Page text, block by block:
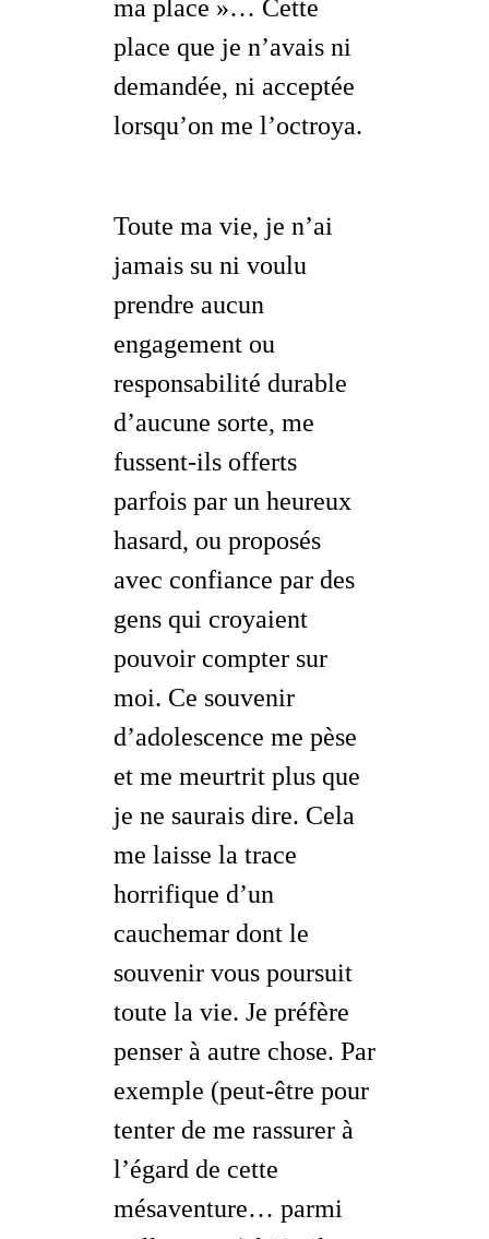
ma place »… Cette
place que je n’avais ni
demandée, ni acceptée
lorsqu’on me l’octroya.
Toute ma vie, je n’ai
jamais su ni voulu
prendre aucun
engagement ou
responsabilité durable
d’aucune sorte, me
fussent-ils offerts
parfois par un heureux
hasard, ou proposés
avec confiance par des
gens qui croyaient
pouvoir compter sur
moi. Ce souvenir
d’adolescence me pèse
et me meurtrit plus que
je ne saurais dire. Cela
me laisse la trace
horrifique d’un
cauchemar dont le
souvenir vous poursuit
toute la vie. Je préfère
penser à autre chose. Par
exemple (peut-être pour
tenter de me rassurer à
l’égard de cette
mésaventure… parmi